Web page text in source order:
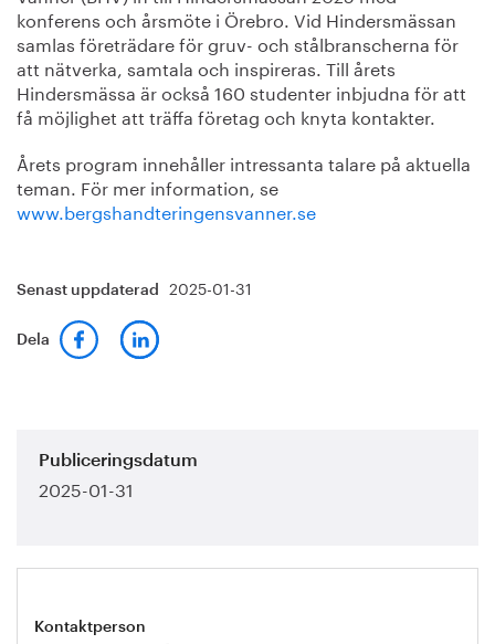
konferens och årsmöte i Örebro. Vid Hindersmässan
samlas företrädare för gruv- och stålbranscherna för
att nätverka, samtala och inspireras. Till årets
Hindersmässa är också 160 studenter inbjudna för att
få möjlighet att träffa företag och knyta kontakter.
Årets program innehåller intressanta talare på aktuella
teman. För mer information, se
www.bergshandteringensvanner.se
Senast uppdaterad 2025-01-31
Dela
Publiceringsdatum
2025-01-31
Kontaktperson